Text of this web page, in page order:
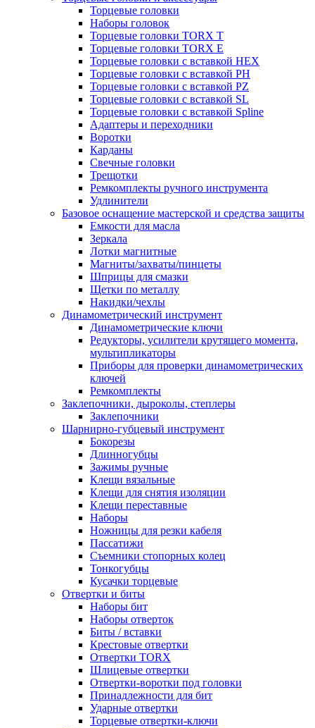
Торцевые головки
Наборы головок
Торцевые головки TORX T
Торцевые головки TORX Е
Торцевые головки с вставкой HEX
Торцевые головки с вставкой PH
Торцевые головки с вставкой PZ
Торцевые головки с вставкой SL
Торцевые головки с вставкой Spline
Адаптеры и переходники
Воротки
Карданы
Свечные головки
Трещотки
Ремкомплекты ручного инструмента
Удлинители
Базовое оснащение мастерской и средства защиты
Емкости для масла
Зеркала
Лотки магнитные
Магниты/захваты/пинцеты
Шприцы для смазки
Щетки по металлу
Накидки/чехлы
Динамометрический инструмент
Динамометрические ключи
Редукторы, усилители крутящего момента,
мультипликаторы
Приборы для проверки динамометрических
ключей
Ремкомплекты
Заклепочники, дыроколы, степлеры
Заклепочники
Шарнирно-губцевый инструмент
Бокорезы
Длинногубцы
Зажимы ручные
Клещи вязальные
Клещи для снятия изоляции
Клещи переставные
Наборы
Ножницы для резки кабеля
Пассатижи
Съемники стопорных колец
Тонкогубцы
Кусачки торцевые
Отвертки и биты
Наборы бит
Наборы отверток
Биты / вставки
Крестовые отвертки
Отвертки TORX
Шлицевые отвертки
Отвертки-воротки под головки
Принадлежности для бит
Ударные отвертки
Торцевые отвертки-ключи